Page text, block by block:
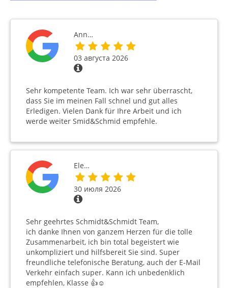
Ann…
03 августа 2026
Sehr kompetente Team. Ich war sehr überrascht,
dass Sie im meinen Fall schnel und gut alles
Erledigen. Vielen Dank für Ihre Arbeit und ich
werde weiter Smid&Schmid empfehle.
Ele…
30 июля 2026
Sehr geehrtes Schmidt&Schmidt Team,
ich danke Ihnen von ganzem Herzen für die tolle
Zusammenarbeit, ich bin total begeistert wie
unkompliziert und hilfsbereit Sie sind. Super
freundliche telefonische Beratung, auch der E-Mail
Verkehr einfach super. Kann ich unbedenklich
empfehlen, Klasse 👍☺️